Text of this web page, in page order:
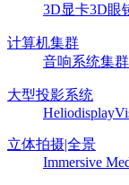
3D显卡3D眼
计算机集群
音响系统集
大型投影系统
Heliodisplay
立体拍摄|全景
Immersive